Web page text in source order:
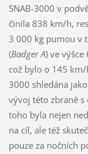
SNAB-3000 v
činila 838 km/h,
3 000 kg pumou v
(Badger A) ve
což bylo o 145
3000 shledána
vývoj této zbraně
toho byla nejen
na cíl, ale též
pouze za nočních